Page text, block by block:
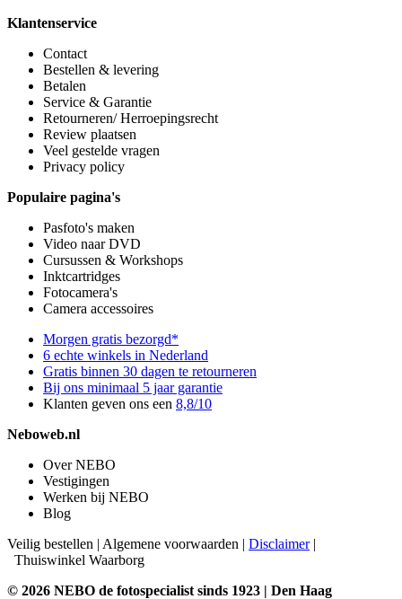
Klantenservice
Contact
Bestellen & levering
Betalen
Service & Garantie
Retourneren/ Herroepingsrecht
Review plaatsen
Veel gestelde vragen
Privacy policy
Populaire pagina's
Pasfoto's maken
Video naar DVD
Cursussen & Workshops
Inktcartridges
Fotocamera's
Camera accessoires
Morgen gratis bezorgd*
6 echte winkels in Nederland
Gratis binnen 30 dagen te retourneren
Bij ons minimaal 5 jaar garantie
Klanten geven ons een 8,8/10
Neboweb.nl
Over NEBO
Vestigingen
Werken bij NEBO
Blog
Veilig bestellen | Algemene voorwaarden | Disclaimer|
Thuiswinkel Waarborg
© 2026 NEBO de fotospecialist sinds 1923 | Den Haag